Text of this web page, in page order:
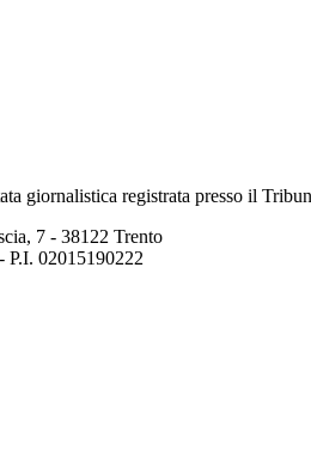
giornalistica registrata presso il
7 - 38122 Trento
P.I. 02015190222